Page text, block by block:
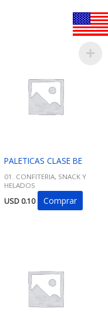
PALETICAS CLASE BE
01. CONFITERIA, SNACK Y
HELADOS
USD0.10 Comprar